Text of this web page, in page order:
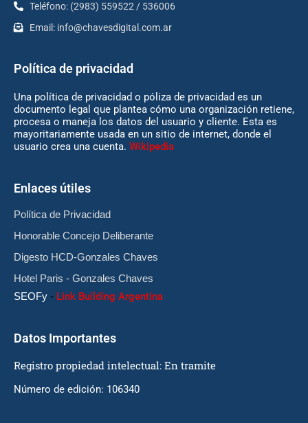
Teléfono: (2983) 559522 / 536006
Email: info@chavesdigital.com.ar
Política de privacidad
Una política de privacidad o póliza de privacidad es un
documento legal que plantea cómo una organización retiene,
procesa o maneja los datos del usuario y cliente. Esta es
mayoritariamente usada en un sitio de internet, donde el
usuario crea una cuenta. Wikipedia
Enlaces útiles
Política de Privacidad
Honorable Concejo Deliberante
Digesto HCD-Gonzales Chaves
Hotel Paris - Gonzales Chaves
SEOFy - Link Building Argentina
Datos Importantes
Registro propiedad intelectual: En tramite
Número de edición: 106340